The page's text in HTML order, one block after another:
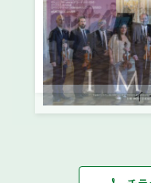
・ イベント一覧
・ イベントカレンダー
ご来場案内
・ 施設を借りる
音楽堂について
イ